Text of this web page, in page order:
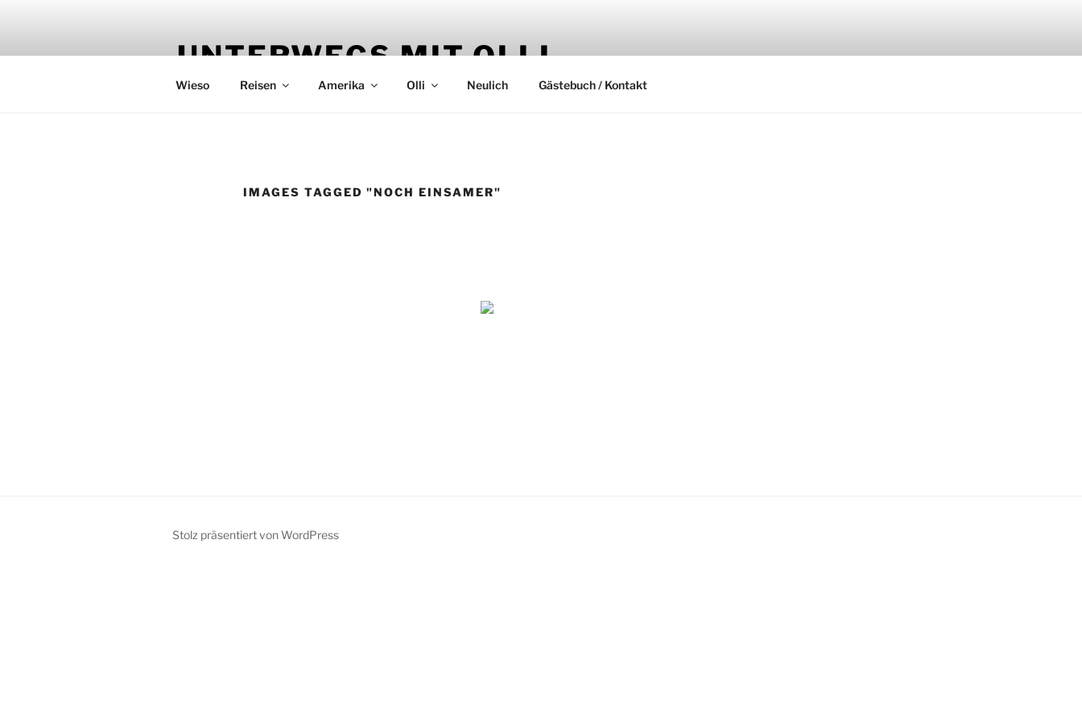
UNTERWEGS MIT OLLI
Wieso Reisen Amerika Olli Neulich Gästebuch / Kontakt
IMAGES TAGGED "NOCH EINSAMER"
Stolz präsentiert von WordPress